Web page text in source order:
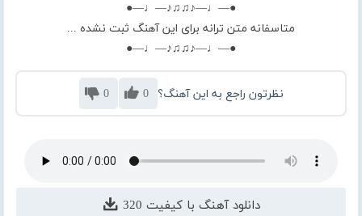
●—♩—♪♫♫♪—♩—●
متاسفانه متن ترانه برای این آهنگ ثبت نشده ...
●—♩—♪♫♫♪—♩—●
نظرتون راجع به این آهنگ؟ 0
0
دانلود آهنگ با کیفیت 320